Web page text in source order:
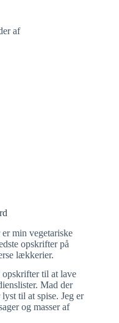
af
min vegetariske
opskrifter på
lækkerier.
opskrifter til at lave
Mad der
til at spise. Jeg er
og masser af